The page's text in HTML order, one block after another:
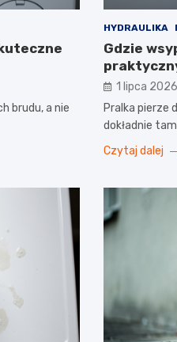
brudu, a nie
HYDRAULIKA
Gdzie
1 lipca 2026
Pralka pierze
dokładnie
Czytaj dalej